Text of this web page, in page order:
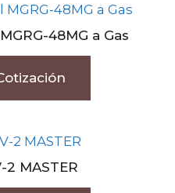
48MG a Gas
2 MASTER